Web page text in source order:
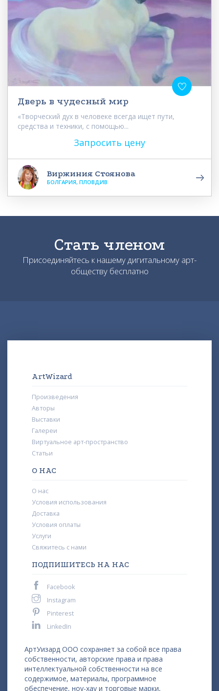
Дверь в чудесный мир
«Творческий дух в человеке всегда ищет пути,
средства и техники, с помощью...
Запросить цену
Виржиния Стоянова
БОЛГАРИЯ, ПЛОВДИВ
Стать членом
Присоединяйтесь к нашему дигитальному арт-
обществу бесплатно
ArtWizard
Произведения
Авторы
Выставки
Галереи
Виртуальное арт-пространство
Статьи
О НАС
О нас
Условия использования
Доставка
Условия оплаты
Услуги
Свяжитесь с нами
ПОДПИШИТЕСЬ НА НАС
Facebook
Instagram
Pinterest
LinkedIn
АртУизард ООО сохраняет за собой все права
собственности, авторские права и права
интеллектуальной собственности на все
содержимое, материалы, программное
обеспечение, ноу-хау и торговые марки,